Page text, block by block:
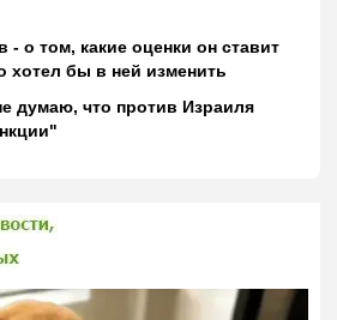
о том, какие оценки он ставит
хотел бы в ней изменить
думаю, что против Израиля